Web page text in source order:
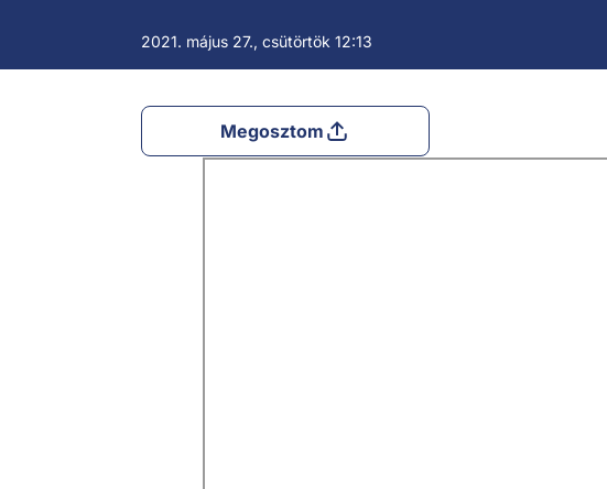
2021. május 27., csütörtök 12:13
Megosztom